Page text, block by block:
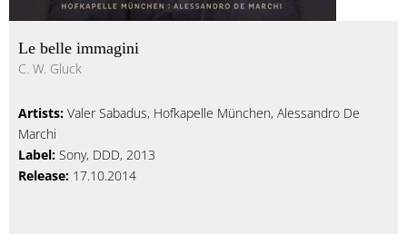
Le belle immagini
C. W. Gluck
Artists: Valer Sabadus, Hofkapelle München, Alessandro De
Marchi
Label: Sony, DDD, 2013
Release: 17.10.2014